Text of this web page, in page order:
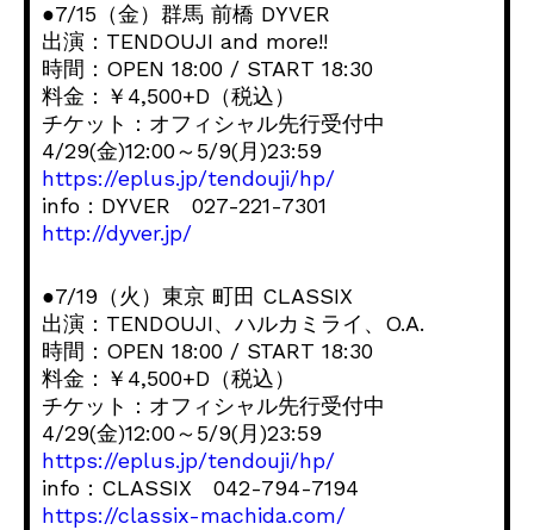
●7/15（金）群馬 前橋 DYVER
出演：TENDOUJI and more!!
時間：OPEN 18:00 / START 18:30
料金：￥4,500+D（税込）
チケット：オフィシャル先行受付中
4/29(金)12:00～5/9(月)23:59
https://eplus.jp/tendouji/hp/
info：DYVER 027-221-7301
http://dyver.jp/
●7/19（火）東京 町田 CLASSIX
出演：TENDOUJI、ハルカミライ、O.A.
時間：OPEN 18:00 / START 18:30
料金：￥4,500+D（税込）
チケット：オフィシャル先行受付中
4/29(金)12:00～5/9(月)23:59
https://eplus.jp/tendouji/hp/
info：CLASSIX 042-794-7194
https://classix-machida.com/